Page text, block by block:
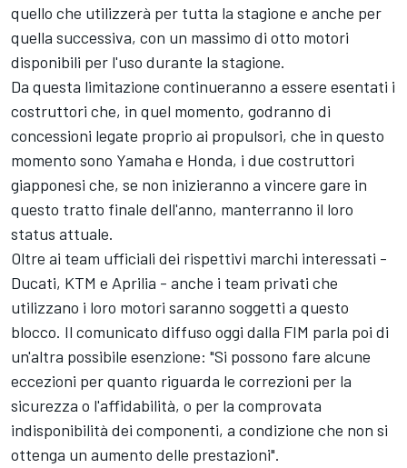
quello che utilizzerà per tutta la stagione e anche per
quella successiva, con un massimo di otto motori
disponibili per l'uso durante la stagione.
Da questa limitazione continueranno a essere esentati i
costruttori che, in quel momento, godranno di
concessioni legate proprio ai propulsori, che in questo
momento sono Yamaha e Honda, i due costruttori
giapponesi che, se non inizieranno a vincere gare in
questo tratto finale dell'anno, manterranno il loro
status attuale.
Oltre ai team ufficiali dei rispettivi marchi interessati -
Ducati, KTM e Aprilia - anche i team privati che
utilizzano i loro motori saranno soggetti a questo
blocco. Il comunicato diffuso oggi dalla FIM parla poi di
un'altra possibile esenzione: "Si possono fare alcune
eccezioni per quanto riguarda le correzioni per la
sicurezza o l'affidabilità, o per la comprovata
indisponibilità dei componenti, a condizione che non si
ottenga un aumento delle prestazioni".